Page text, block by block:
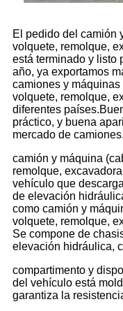
El pedido del camión
volquete, remolque,
está terminado y listo
año, ya exportamos
camiones y
volquete, remolque,
diferentes
práctico, y buena
mercado de camiones.
camión y máquina
remolque,
vehículo que
de elevación
como camión y
volquete, remolque,
Se compone de
elevación hidráulica,
compartimento y
del vehículo está
garantiza la